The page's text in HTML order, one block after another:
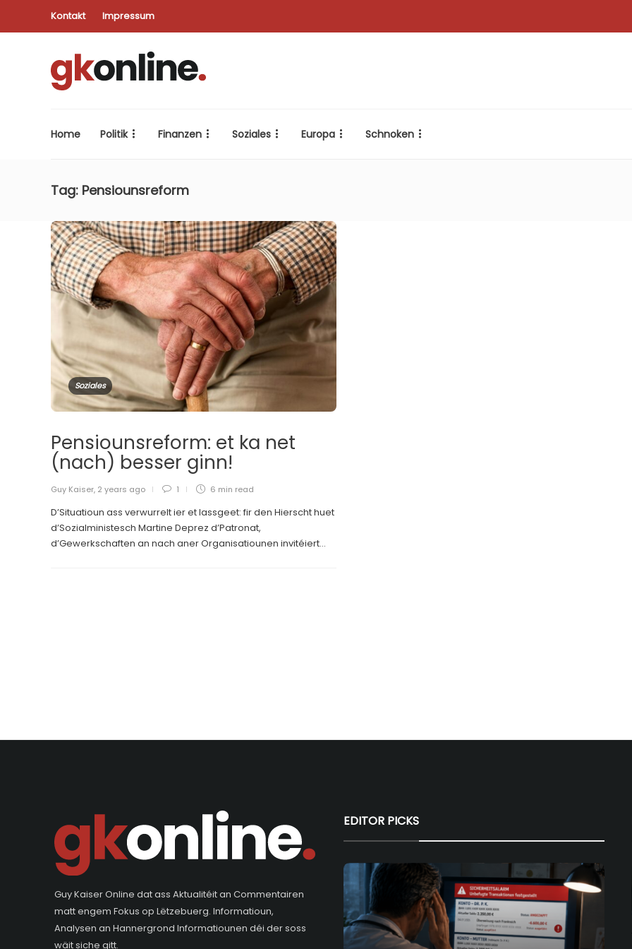
Kontakt Impressum
Home Politik Finanzen Soziales Europa Schnoken
Tag: Pensiounsreform
Soziales
Pensiounsreform: et ka net
(nach) besser ginn!
Guy Kaiser, 2 years ago 1 6 min read
D’Situatioun ass verwurrelt ier et lassgeet: fir den Hierscht huet
d’Sozialministesch Martine Deprez d’Patronat,
d’Gewerkschaften an nach aner Organisatiounen invitéiert...
Guy Kaiser Online dat ass Aktualitéit an Commentairen
matt engem Fokus op Lëtzebuerg. Informatioun,
Analysen an Hannergrond Informatiounen déi der soss
wäit siche gitt.
EDITOR PICKS